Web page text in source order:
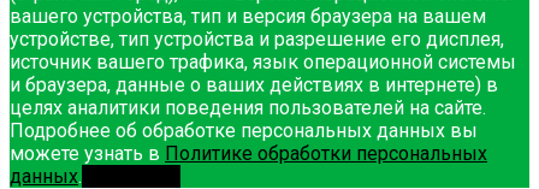
вашего устройства, тип и версия браузера на вашем
устройстве, тип устройства и разрешение его дисплея,
источник вашего трафика, язык операционной системы
и браузера, данные о ваших действиях в интернете) в
целях аналитики поведения пользователей на сайте.
Подробнее об обработке персональных данных вы
можете узнать в Политике обработки персональных
данных.